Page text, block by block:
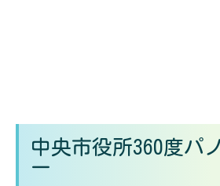
中央市役所360度パ
ー